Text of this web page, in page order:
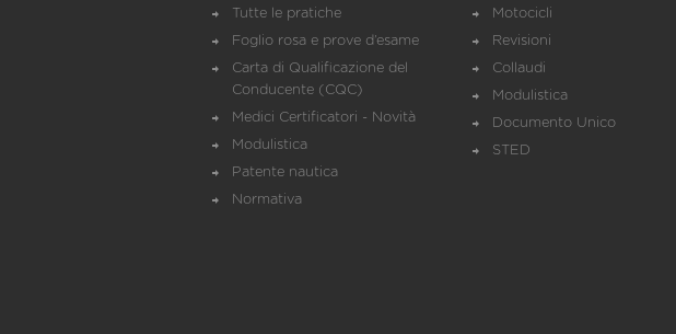
Tutte le pratiche
Foglio rosa e prove d’esame
Carta di Qualificazione del
Conducente (CQC)
Medici Certificatori - Novità
Modulistica
Patente nautica
Normativa
Motocicli
Revisioni
Collaudi
Modulistica
Documento Unico
STED